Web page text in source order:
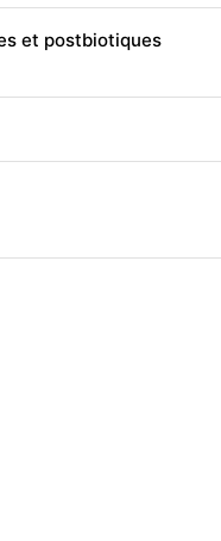
et postbiotiques